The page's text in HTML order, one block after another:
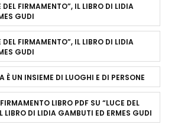
DEL FIRMAMENTO”, IL LIBRO DI LIDIA
GUDI
DEL FIRMAMENTO”, IL LIBRO DI LIDIA
GUDI
È UN INSIEME DI LUOGHI E DI PERSONE
LIBRO PDF SU “LUCE DEL
LIBRO DI LIDIA GAMBUTI ED ERMES GUDI